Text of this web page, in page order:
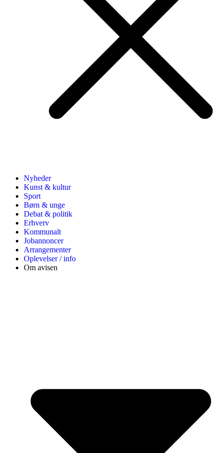
Nyheder
Kunst & kultur
Sport
Børn & unge
Debat & politik
Erhverv
Kommunalt
Jobannoncer
Arrangementer
Oplevelser / info
Om avisen